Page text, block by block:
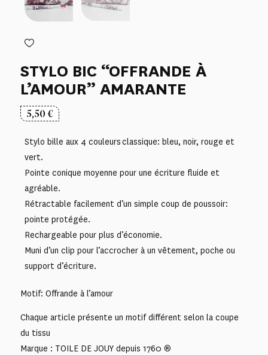
STYLO BIC “OFFRANDE À
L’AMOUR” AMARANTE
5,50€
Stylo bille aux 4 couleurs classique: bleu, noir, rouge et
vert.
Pointe conique moyenne pour une écriture fluide et
agréable.
Rétractable facilement d’un simple coup de poussoir:
pointe protégée.
Rechargeable pour plus d’économie.
Muni d’un clip pour l’accrocher à un vêtement, poche ou
support d’écriture.
Motif: Offrande à l’amour
Chaque article présente un motif différent selon la coupe
du tissu
Marque : TOILE DE JOUY depuis 1760 ®